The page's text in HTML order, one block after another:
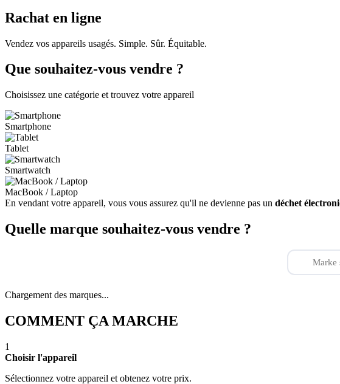
Rachat en ligne
Vendez vos appareils usagés. Simple. Sûr. Équitable.
Que souhaitez-vous vendre ?
Choisissez une catégorie et trouvez votre appareil
Smartphone
Tablet
Smartwatch
MacBook / Laptop
En vendant votre appareil, vous vous assurez qu'il ne devienne pas un déchet
Quelle marque souhaitez-vous vendre ?
Chargement des marques...
COMMENT ÇA MARCHE
1
Choisir l'appareil
Sélectionnez votre appareil et obtenez votre prix.